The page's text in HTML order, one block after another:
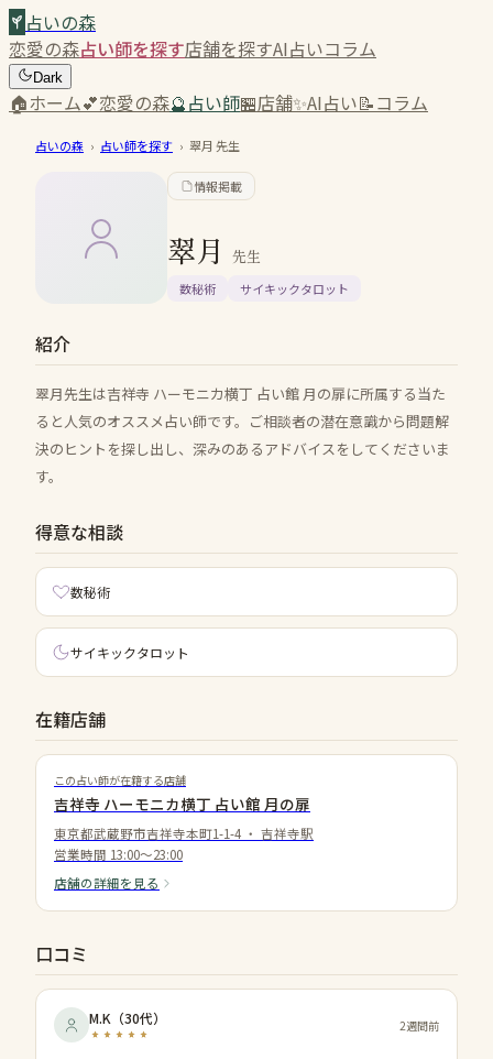
占いの森
恋愛の森占い師を探す店舗を探すAI占いコラム
Dark
🏠ホーム💕恋愛の森🔮占い師🏪店舗✨AI占い📝コラム
占いの森 › 占い師を探す › 翠月 先生
情報掲載
翠月 先生
数秘術 サイキックタロット
紹介
翠月先生は吉祥寺 ハーモニカ横丁 占い館 月の扉に所属する当た
ると人気のオススメ占い師です。ご相談者の潜在意識から問題解
決のヒントを探し出し、深みのあるアドバイスをしてくださいま
す。
得意な相談
数秘術
サイキックタロット
在籍店舗
この占い師が在籍する店舗
吉祥寺 ハーモニカ横丁 占い館 月の扉
東京都武蔵野市吉祥寺本町1-1-4 ・ 吉祥寺駅
営業時間 13:00～23:00
店舗の詳細を見る
口コミ
M.K （30代） 2週間前